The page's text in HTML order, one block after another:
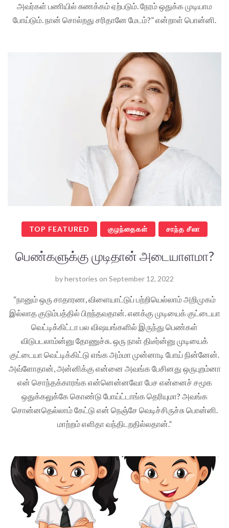
அவர்கள் பணியில் சுணக்கம் ஏற்படும். நேரம் ஒதுக்க முடியாம
போய்டும். நான் சொல்றது சரிதானே மேடம்?” என்றாள் பொன்னி.
TOP FEATURED குழந்தைகள் சாந்த சீலா
பெண்களுக்கு முடிதான் அடையாளமா?
byherstories on September 12, 2022
“நானும் ஒரு சாதாரண, விளையாட்டுப் பற்றியெல்லாம் அறிமுகம்
இல்லாத குடும்பத்தில் பிறந்தவதான். எனக்கு முடியைக் குட்டையா
வெட்டிக்கிட்டா பல விஷயங்களில் இருந்து பெண்கள்
விடுபடலாம்ன்னு தோணுச்சு. ஒரு நாள் திடீர்ன்னு முடியைக்
குட்டையா வெட்டிக்கிட்டு எங்க அம்மா முன்னாடி போய் நின்னேன்.
அவ்ளோதான், அன்னிக்கு என்னை அவங்க பேசினது ஒருபுறம்னா
என் சொந்தக்காரங்க என்னென்னவோ பேச என்னைச் சமூக
ஒதுக்கலுக்கே கொண்டு போய்ட்டாங்க தெரியுமா? அவங்க
சொன்னதெல்லாம் கேட்டு என் நெஞ்சே வெடிச்சிருச்சு பொன்னி.
மாற்றம் எளிதா வந்திடறதில்லதான்.”